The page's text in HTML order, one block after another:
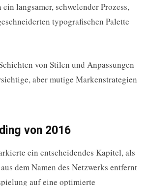
langsamer, schwelender Prozess,
typografischen Palette
von Stilen und Anpassungen
aber mutige Markenstrategien
von 2016
ein entscheidendes Kapitel, als
dem Namen des Netzwerks entfernt
auf eine optimierte